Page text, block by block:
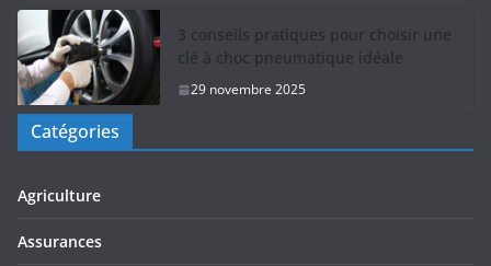
3 conseils pratiques pour choisir une
clé à choc pneumatique idéale
29 novembre 2025
Catégories
Agriculture
Assurances